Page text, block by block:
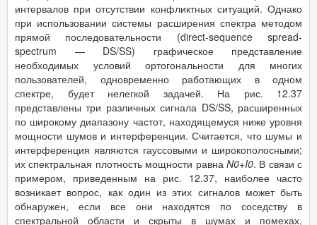
интервалов при отсутствии конфликтных ситуаций. Однако
при использовании системы расширения спектра методом
прямой последовательности (direct-sequence spread-
spectrum — DS/SS) графическое представление
необходимых условий ортогональности для многих
пользователей, одновременно работающих в одном
спектре, будет нелегкой задачей. На рис. 12.37
представлены три различных сигнала DS/SS, расширенных
по широкому диапазону частот, находящемуся ниже уровня
мощности шумов и интерференции. Считается, что шумы и
интерференция являются гауссовыми и широкополосными;
их спектральная плотность мощности равна N0+I0. В связи с
примером, приведенным на рис. 12.37, наиболее часто
возникает вопрос, как один из этих сигналов может быть
обнаружен, если все они находятся по соседству в
спектральной области и скрыты в шумах и помехах,